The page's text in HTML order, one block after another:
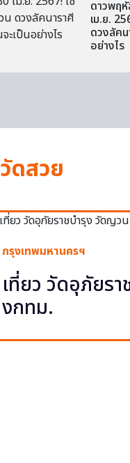
ดาวพฤ
เม.ย.
ดวงลัค
อย่างไร
วัดสวย
กรุงเทพมหานครฯ
เที่ยว วัดอุภัยร
งกทม.